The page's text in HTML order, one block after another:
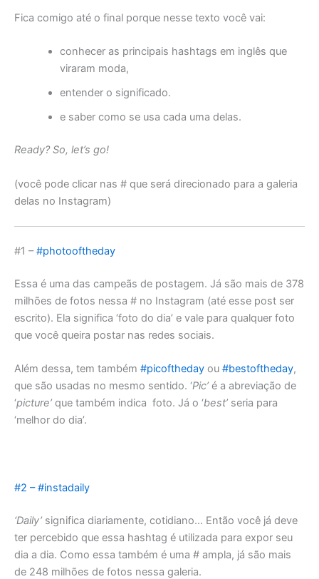
Fica comigo até o final porque nesse texto você vai:
conhecer as principais hashtags em inglês que
viraram moda,
entender o significado.
e saber como se usa cada uma delas.
Ready? So, let’s go!
(você pode clicar nas # que será direcionado para a galeria
delas no Instagram)
#1 –#photooftheday
Essa é uma das campeãs de postagem. Já são mais de 378
milhões de fotos nessa # no Instagram (até esse post ser
escrito). Ela significa ‘foto do dia’ e vale para qualquer foto
que você queira postar nas redes sociais.
Além dessa, tem também #picoftheday ou #bestoftheday,
que são usadas no mesmo sentido. ‘Pic’ é a abreviação de
‘picture’ que também indica foto. Já o ‘best’ seria para
‘melhor do dia’.
#2 – #instadaily
‘Daily’ significa diariamente, cotidiano… Então você já deve
ter percebido que essa hashtag é utilizada para expor seu
dia a dia. Como essa também é uma # ampla, já são mais
de 248 milhões de fotos nessa galeria.